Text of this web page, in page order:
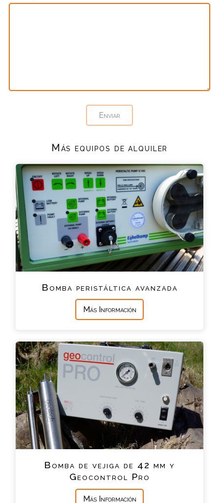
Más equipos de alquiler
Bomba peristáltica avanzada
Más Información
Bomba de vejiga de 42 mm y
Geocontrol Pro
Más Información